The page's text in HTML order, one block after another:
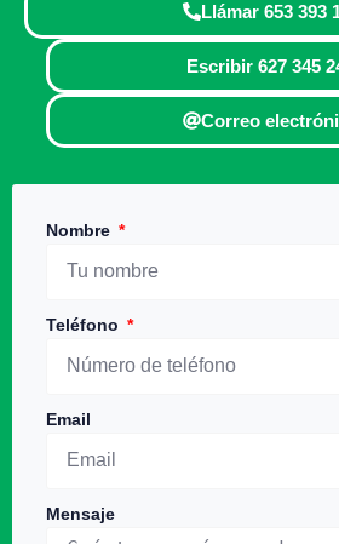
Llámar 653 393
Escribir 627 345
Correo
Nombre
Teléfono
Email
Mensaje